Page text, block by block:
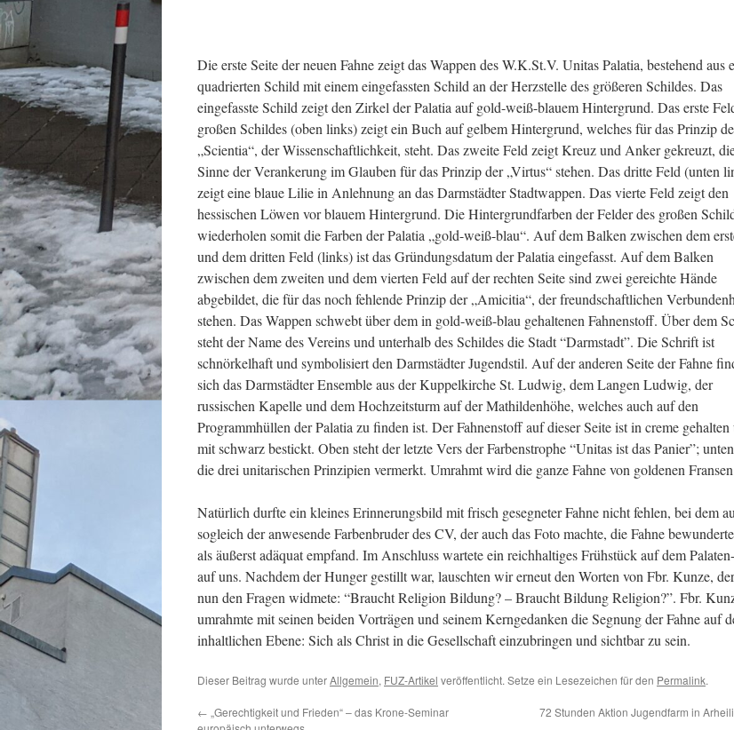
Die erste Seite der neuen Fahne zeigt das Wappen des W.K.St.V. Unitas Palatia, bestehend aus
quadrierten Schild mit einem eingefassten Schild an der Herzstelle des größeren Schildes. Das
eingefasste Schild zeigt den Zirkel der Palatia auf gold-weiß-blauem Hintergrund. Das erste
großen Schildes (oben links) zeigt ein Buch auf gelbem Hintergrund, welches für das Prinzip
„Scientia“, der Wissenschaftlichkeit, steht. Das zweite Feld zeigt Kreuz und Anker gekreuzt,
Sinne der Verankerung im Glauben für das Prinzip der „Virtus“ stehen. Das dritte Feld (unten
zeigt eine blaue Lilie in Anlehnung an das Darmstädter Stadtwappen. Das vierte Feld zeigt den
hessischen Löwen vor blauem Hintergrund. Die Hintergrundfarben der Felder des großen
wiederholen somit die Farben der Palatia „gold-weiß-blau“. Auf dem Balken zwischen dem
und dem dritten Feld (links) ist das Gründungsdatum der Palatia eingefasst. Auf dem Balken
zwischen dem zweiten und dem vierten Feld auf der rechten Seite sind zwei gereichte Hände
abgebildet, die für das noch fehlende Prinzip der „Amicitia“, der freundschaftlichen
stehen. Das Wappen schwebt über dem in gold-weiß-blau gehaltenen Fahnenstoff. Über dem
steht der Name des Vereins und unterhalb des Schildes die Stadt “Darmstadt”. Die Schrift ist
schnörkelhaft und symbolisiert den Darmstädter Jugendstil. Auf der anderen Seite der Fahne
sich das Darmstädter Ensemble aus der Kuppelkirche St. Ludwig, dem Langen Ludwig, der
russischen Kapelle und dem Hochzeitsturm auf der Mathildenhöhe, welches auch auf den
Programmhüllen der Palatia zu finden ist. Der Fahnenstoff auf dieser Seite ist in creme gehalten
mit schwarz bestickt. Oben steht der letzte Vers der Farbenstrophe “Unitas ist das Panier”;
die drei unitarischen Prinzipien vermerkt. Umrahmt wird die ganze Fahne von goldenen
Natürlich durfte ein kleines Erinnerungsbild mit frisch gesegneter Fahne nicht fehlen, bei dem
sogleich der anwesende Farbenbruder des CV, der auch das Foto machte, die Fahne
als äußerst adäquat empfand. Im Anschluss wartete ein reichhaltiges Frühstück auf dem
auf uns. Nachdem der Hunger gestillt war, lauschten wir erneut den Worten von Fbr. Kunze,
nun den Fragen widmete: “Braucht Religion Bildung? – Braucht Bildung Religion?”. Fbr.
umrahmte mit seinen beiden Vorträgen und seinem Kerngedanken die Segnung der Fahne auf
inhaltlichen Ebene: Sich als Christ in die Gesellschaft einzubringen und sichtbar zu sein.
Dieser Beitrag wurde unterAllgemein, FUZ-Artikel veröffentlicht. Setze ein Lesezeichen für den Permalink.
← „Gerechtigkeit und Frieden“ – das Krone-Seminar
72 Stunden Aktion Jugendfarm in